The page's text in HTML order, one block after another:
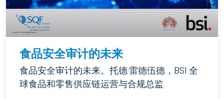
食品安全审计的未来
食品安全审计的未来。托德·雷德伍德，BSI 全
球食品和零售供应链运营与合规总监